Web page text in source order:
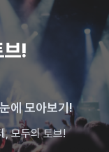
브!
에 모아보기!
, 모두의 토브!